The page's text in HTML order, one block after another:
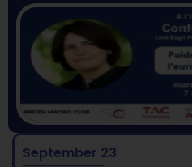
September 23